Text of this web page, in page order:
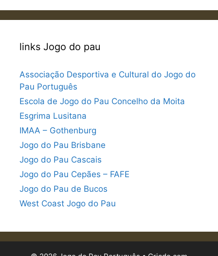
links Jogo do pau
Associação Desportiva e Cultural do Jogo do
Pau Português
Escola de Jogo do Pau Concelho da Moita
Esgrima Lusitana
IMAA – Gothenburg
Jogo do Pau Brisbane
Jogo do Pau Cascais
Jogo do Pau Cepães – FAFE
Jogo do Pau de Bucos
West Coast Jogo do Pau